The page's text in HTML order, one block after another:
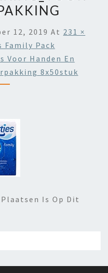
12, 2019 At 231 ×
Family Pack
Voor Handen En
8x50stuk
Is Op Dit